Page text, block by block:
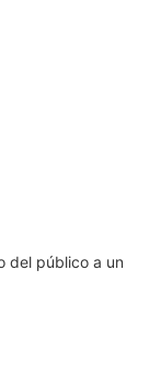
del público a un